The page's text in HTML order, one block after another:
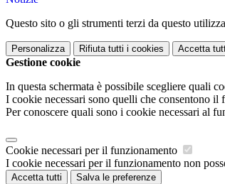
Questo sito o gli strumenti terzi da questo
Personalizza Rifiuta tutti i cookies Accetta
Gestione cookie
In questa schermata è possibile scegliere quali
I cookie necessari sono quelli che consentono
Per conoscere quali sono i cookie necessari al
Cookie necessari per il funzionamento
I cookie necessari per il funzionamento non
Accetta tutti Salva le preferenze